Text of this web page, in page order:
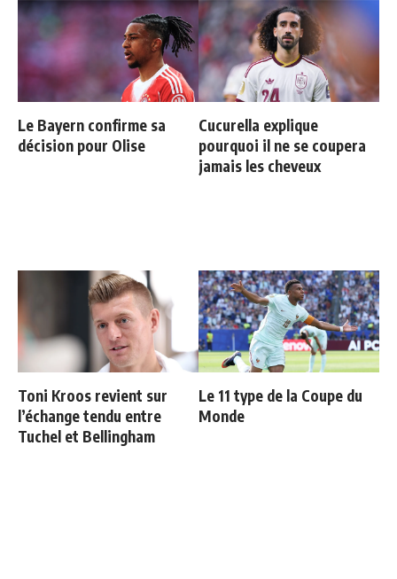
Le Bayern confirme sa
décision pour Olise
Cucurella explique
pourquoi il ne se coupera
jamais les cheveux
Toni Kroos revient sur
l’échange tendu entre
Tuchel et Bellingham
Le 11 type de la Coupe du
Monde